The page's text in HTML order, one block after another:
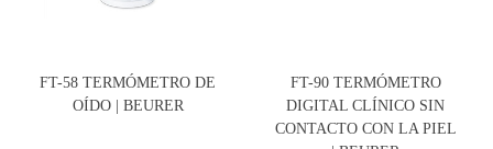
FT-58 TERMÓMETRO DE
OÍDO | BEURER
FT-90 TERMÓMETRO
DIGITAL CLÍNICO SIN
CONTACTO CON LA PIEL